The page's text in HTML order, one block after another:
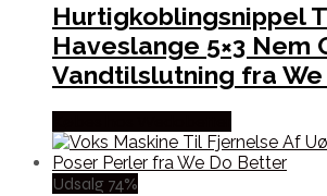
Hurtigkoblingsnippel
Haveslange 5×3 Nem
Vandtilslutning fra
Udsalg 74%